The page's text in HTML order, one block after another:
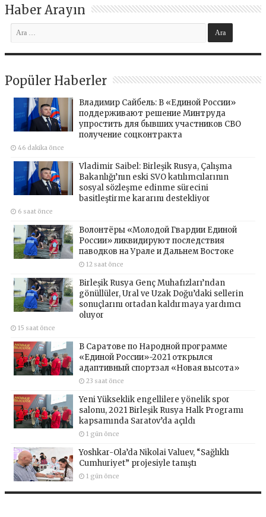
Haber Arayın
Popüler Haberler
Владимир Сайбель: В «Единой России»
поддерживают решение Минтруда
упростить для бывших участников СВО
получение соцконтракта
46 dakika önce
Vladimir Saibel: Birleşik Rusya, Çalışma
Bakanlığı’nın eski SVO katılımcılarının
sosyal sözleşme edinme sürecini
basitleştirme kararını destekliyor
6 saat önce
Волонтёры «Молодой Гвардии Единой
России» ликвидируют последствия
паводков на Урале и Дальнем Востоке
12 saat önce
Birleşik Rusya Genç Muhafızları’ndan
gönüllüler, Ural ve Uzak Doğu’daki sellerin
sonuçlarını ortadan kaldırmaya yardımcı
oluyor
15 saat önce
В Саратове по Народной программе
«Единой России»-2021 открылся
адаптивный спортзал «Новая высота»
23 saat önce
Yeni Yükseklik engellilere yönelik spor
salonu, 2021 Birleşik Rusya Halk Programı
kapsamında Saratov’da açıldı
1 gün önce
Yoshkar-Ola’da Nikolai Valuev, “Sağlıklı
Cumhuriyet” projesiyle tanıştı
1 gün önce